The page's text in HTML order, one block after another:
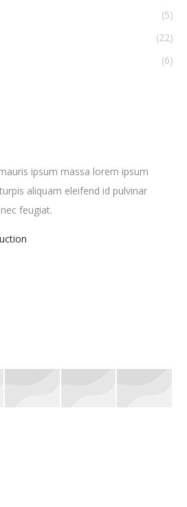
(5)
(22)
(6)
ipsum massa lorem ipsum
aliquam eleifend id pulvinar
feugiat.